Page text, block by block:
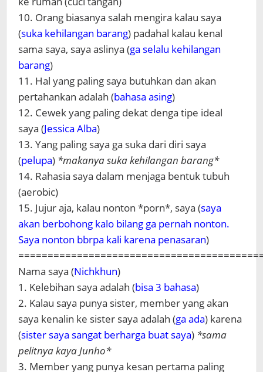
10. Orang biasanya salah mengira kalau saya
(suka kehilangan barang) padahal kalau kenal
sama saya, saya aslinya (ga selalu kehilangan
barang)
11. Hal yang paling saya butuhkan dan akan
pertahankan adalah (bahasa asing)
12. Cewek yang paling dekat denga tipe ideal
saya (Jessica Alba)
13. Yang paling saya ga suka dari diri saya
(pelupa) *makanya suka kehilangan barang*
14. Rahasia saya dalam menjaga bentuk tubuh
(aerobic)
15. Jujur aja, kalau nonton *porn*, saya (saya
akan berbohong kalo bilang ga pernah nonton.
Saya nonton bbrpa kali karena penasaran)
Nama saya (Nichkhun)
1. Kelebihan saya adalah (bisa 3 bahasa)
2. Kalau saya punya sister, member yang akan
saya kenalin ke sister saya adalah (ga ada) karena
(sister saya sangat berharga buat saya) *sama
pelitnya kaya Junho*
3. Member yang punya kesan pertama paling